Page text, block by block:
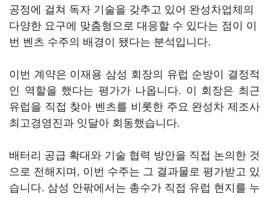
공정에 걸쳐 독자 기술을 갖추고 있어 완성차업체의
다양한 요구에 맞춤형으로 대응할 수 있다는 점이 이
번 벤츠 수주의 배경이 됐다는 분석입니다.
이번 계약은 이재용 삼성 회장의 유럽 순방이 결정적
인 역할을 했다는 평가가 나옵니다. 이 회장은 최근
유럽을 직접 찾아 벤츠를 비롯한 주요 완성차 제조사
최고경영진과 잇달아 회동했습니다.
배터리 공급 확대와 기술 협력 방안을 직접 논의한 것
으로 전해지며, 이번 수주는 그 결과물로 평가받고 있
습니다. 삼성 안팎에서는 총수가 직접 유럽 현지를 누